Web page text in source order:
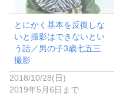
新
し
い
ウ
ィ
ン
ド
ウ
で
開
き
ま
す
ッ
ク
し
て
く
だ
さ
い
新
し
い
ウ
とにかく基本を反復しな
いと撮影はできないとい
う話／男の子3歳七五三
撮影
2018/10/28(日)
2019年5月6日まで